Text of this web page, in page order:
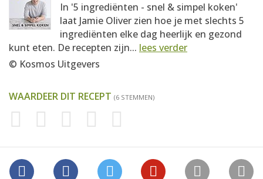
In '5 ingrediënten - snel & simpel koken'
laat Jamie Oliver zien hoe je met slechts 5
ingrediënten elke dag heerlijk en gezond
kunt eten. De recepten zijn... lees verder
© Kosmos Uitgevers
WAARDEER DIT RECEPT (6 STEMMEN)